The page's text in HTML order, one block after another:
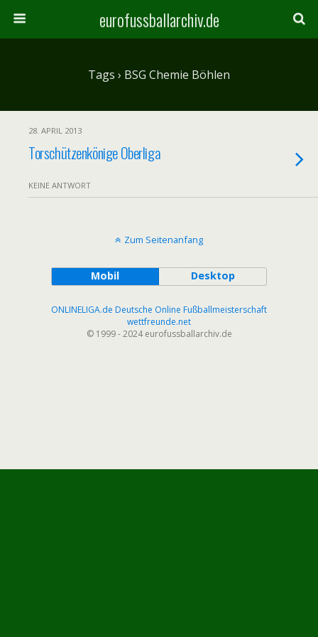
eurofussballarchiv.de
Tags › BSG Chemie Böhlen
28. APRIL 2013
Torschützenkönige Oberliga
KEINE ANTWORT
Zum Seitenanfang
Mobil Desktop
ONLINELIGA.de Deutsche Online Fußballmeisterschaft
wettfreunde.net
© 1999 - 2024 eurofussballarchiv.de